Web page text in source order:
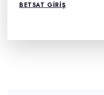
BETSAT GIRIŞ